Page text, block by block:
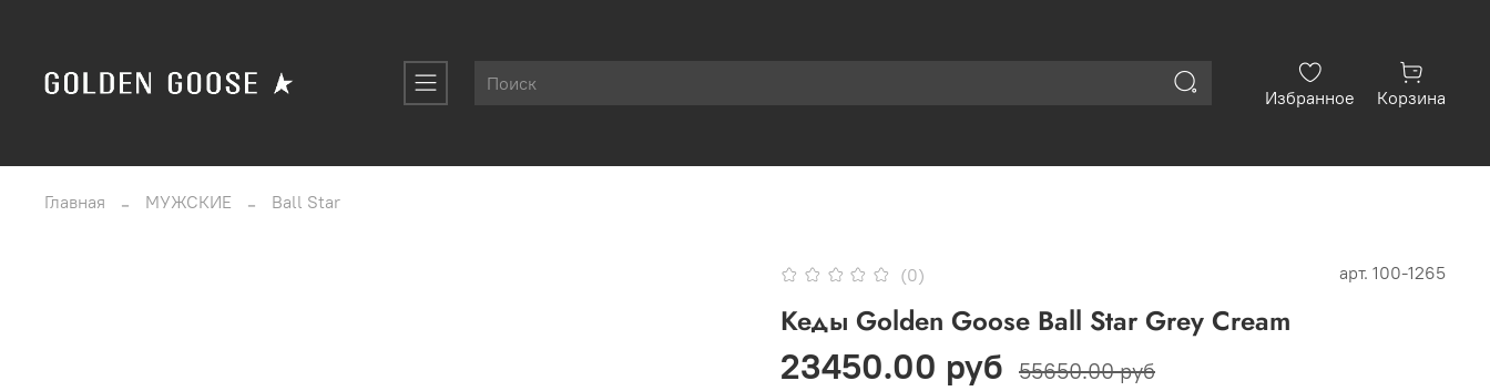
Избранное Корзина
Главная МУЖСКИЕ Ball Star
(0) арт. 100-1265
Кеды Golden Goose Ball Star Grey Cream
23450.00 руб 55650.00 руб